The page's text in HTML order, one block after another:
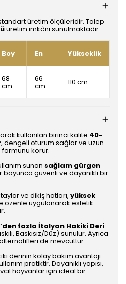
üretim ölçüleridir. Talep
üretim imkânı sunulmaktadır.
Boy En Yükseklik
68
cm
66
cm 110 cm
kullanılan birinci kalite 40-
, dengeli oturum sağlar ve uzun
korur.
sunan sağlam gürgen
boyunca güvenli ve dayanıklı bir
ve dikiş hatları, yüksek
özenle uygulanarak estetik
fazla İtalyan Hakiki Deri
Baskısız/Düz) sunulur. Ayrıca
de mevcuttur.
derinin kolay bakım avantajı
pratiktir. Dayanıklı yapısı,
hayvanlar için ideal bir